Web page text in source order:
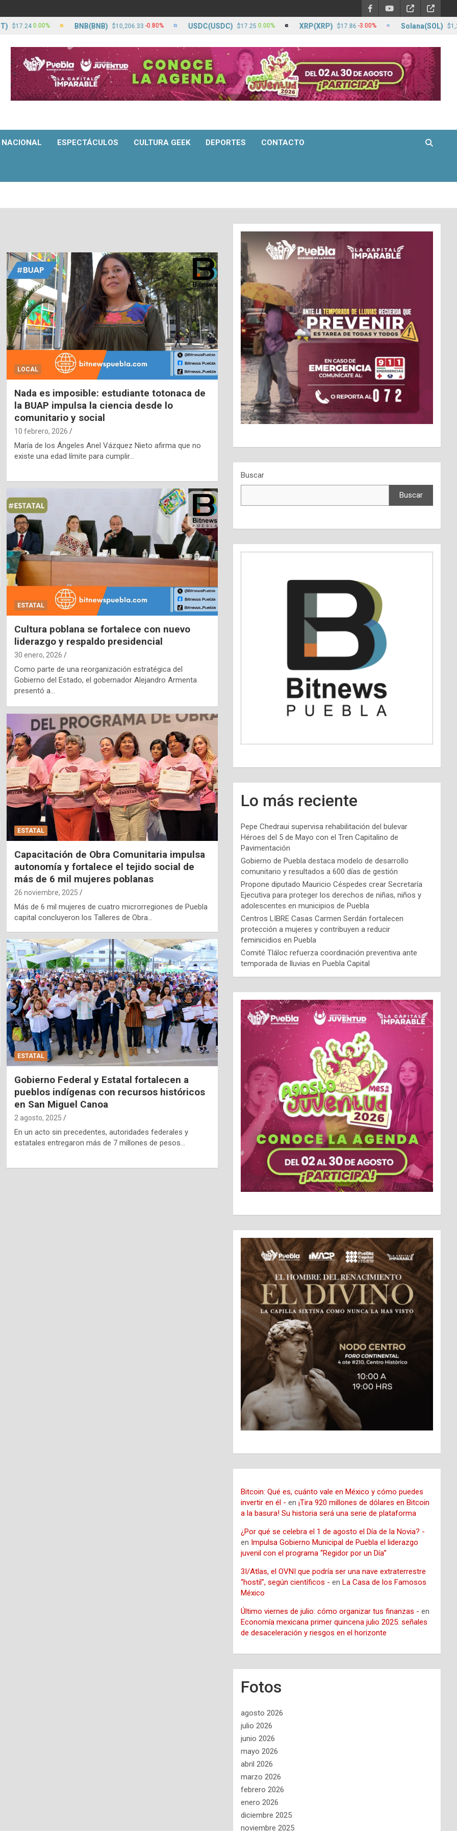
NACIONAL ESPECTÁCULOS CULTURA GEEK DEPORTES CONTACTO
LOCAL
Nada es imposible: estudiante totonaca de
la BUAP impulsa la ciencia desde lo
comunitario y social
10 febrero, 2026
María de los Ángeles Anel Vázquez Nieto afirma que no
existe una edad límite para cumplir…
ESTATAL
Cultura poblana se fortalece con nuevo
liderazgo y respaldo presidencial
30 enero, 2026
Como parte de una reorganización estratégica del
Gobierno del Estado, el gobernador Alejandro Armenta
presentó a…
ESTATAL
Capacitación de Obra Comunitaria impulsa
autonomía y fortalece el tejido social de
más de 6 mil mujeres poblanas
26 noviembre, 2025
Más de 6 mil mujeres de cuatro microrregiones de Puebla
capital concluyeron los Talleres de Obra…
ESTATAL
Gobierno Federal y Estatal fortalecen a
pueblos indígenas con recursos históricos
en San Miguel Canoa
2 agosto, 2025
En un acto sin precedentes, autoridades federales y
estatales entregaron más de 7 millones de pesos…
Buscar
Buscar
Lo más reciente
Pepe Chedraui supervisa rehabilitación del bulevar
Héroes del 5 de Mayo con el Tren Capitalino de
Pavimentación
Gobierno de Puebla destaca modelo de desarrollo
comunitario y resultados a 600 días de gestión
Propone diputado Mauricio Céspedes crear Secretaría
Ejecutiva para proteger los derechos de niñas, niños y
adolescentes en municipios de Puebla
Centros LIBRE Casas Carmen Serdán fortalecen
protección a mujeres y contribuyen a reducir
feminicidios en Puebla
Comité Tláloc refuerza coordinación preventiva ante
temporada de lluvias en Puebla Capital
Bitcoin: Qué es, cuánto vale en México y cómo puedes
invertir en él - en¡Tira 920 millones de dólares en Bitcoin
a la basura! Su historia será una serie de plataforma
¿Por qué se celebra el 1 de agosto el Día de la Novia? -
en Impulsa Gobierno Municipal de Puebla el liderazgo
juvenil con el programa “Regidor por un Día”
3I/Atlas, el OVNI que podría ser una nave extraterrestre
“hostil”, según científicos - enLa Casa de los Famosos
México
Último viernes de julio: cómo organizar tus finanzas - en
Economía mexicana primer quincena julio 2025: señales
de desaceleración y riesgos en el horizonte
Fotos
agosto 2026
julio 2026
junio 2026
mayo 2026
abril 2026
marzo 2026
febrero 2026
enero 2026
diciembre 2025
noviembre 2025
0.00% BNB(BNB) $10,206.33 -0.80% USDC(USDC) $17.25 0.00% XRP(XRP) $17.86 -3.00% Solana(SOL) $1,254.85 -